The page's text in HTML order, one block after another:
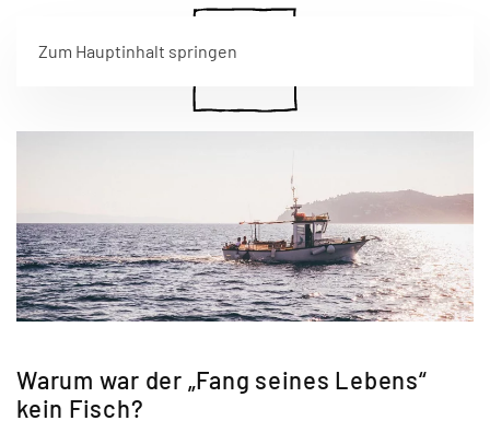
Zum Hauptinhalt springen
Warum war der „Fang seines Lebens“
kein Fisch?